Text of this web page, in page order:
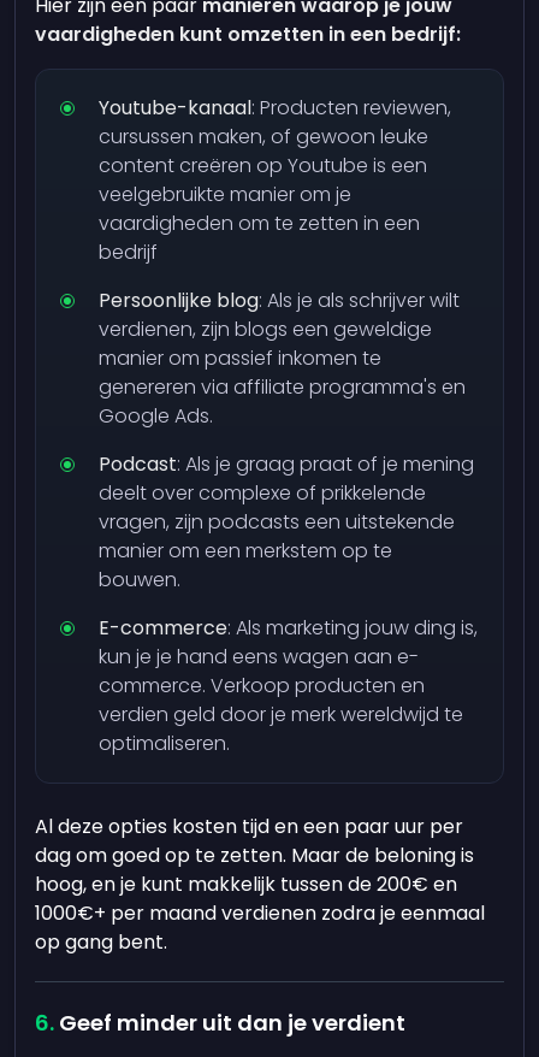
vaardigheden kunt omzetten in een bedrijf:
Youtube-kanaal: Producten reviewen,
cursussen maken, of gewoon leuke
content creëren op Youtube is een
veelgebruikte manier om je
vaardigheden om te zetten in een
bedrijf
Persoonlijke blog: Als je als schrijver wilt
verdienen, zijn blogs een geweldige
manier om passief inkomen te
genereren via affiliate programma's en
Google Ads.
Podcast: Als je graag praat of je mening
deelt over complexe of prikkelende
vragen, zijn podcasts een uitstekende
manier om een merkstem op te
bouwen.
E-commerce: Als marketing jouw ding is,
kun je je hand eens wagen aan e-
commerce. Verkoop producten en
verdien geld door je merk wereldwijd te
optimaliseren.
Al deze opties kosten tijd en een paar uur per
dag om goed op te zetten. Maar de beloning is
hoog, en je kunt makkelijk tussen de 200€ en
1000€+ per maand verdienen zodra je eenmaal
op gang bent.
Geef minder uit dan je verdient